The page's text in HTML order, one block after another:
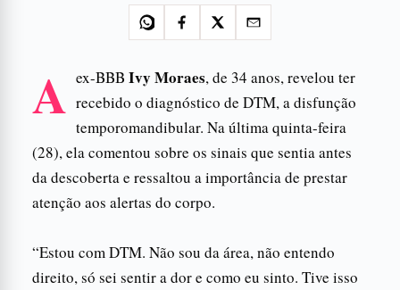
A ex-BBB Ivy Moraes, de 34 anos, revelou ter
recebido o diagnóstico de DTM, a disfunção
temporomandibular. Na última quinta-feira
(28), ela comentou sobre os sinais que sentia antes
da descoberta e ressaltou a importância de prestar
atenção aos alertas do corpo.
“Estou com DTM. Não sou da área, não entendo
direito, só sei sentir a dor e como eu sinto. Tive isso